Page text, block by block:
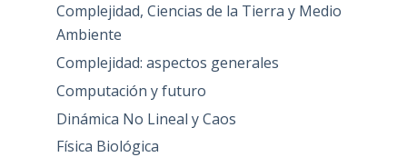
Complejidad, Ciencias de la Tierra y Medio
Ambiente
Complejidad: aspectos generales
Computación y futuro
Dinámica No Lineal y Caos
Física Biológica